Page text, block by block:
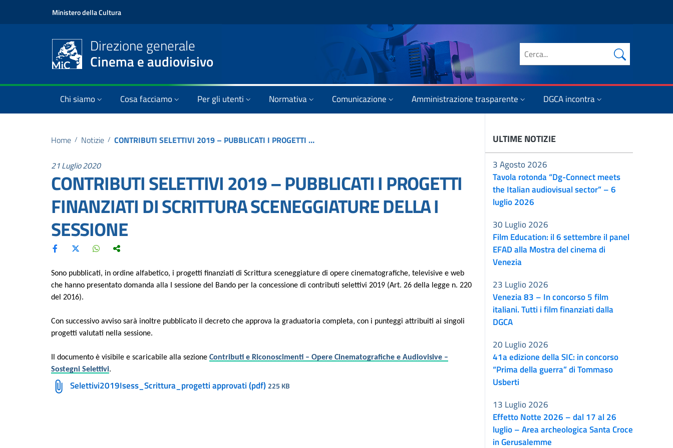
Ministero della Cultura
Direzione generale
Cinema e audiovisivo Cerca nel sito
Chi siamo Cosa facciamo Per gli utenti Normativa Comunicazione Amministrazione trasparente DGCA incontra
Home / Notizie / CONTRIBUTI SELETTIVI 2019 – PUBBLICATI I PROGETTI FINANZIATI DI SCRITTURA SCENEGGIATURE DELLA I SESSIONE
21 Luglio 2020
CONTRIBUTI SELETTIVI 2019 – PUBBLICATI I PROGETTI
FINANZIATI DI SCRITTURA SCENEGGIATURE DELLA I
SESSIONE
Sono pubblicati, in ordine alfabetico, i progetti finanziati di Scrittura sceneggiature di opere cinematografiche, televisive e web
che hanno presentato domanda alla I sessione del Bando per la concessione di contributi selettivi 2019 (Art. 26 della legge n. 220
del 2016).
Con successivo avviso sarà inoltre pubblicato il decreto che approva la graduatoria completa, con i punteggi attribuiti ai singoli
progetti valutati nella sessione.
Il documento è visibile e scaricabile alla sezione Contributi e Riconoscimenti – Opere Cinematografiche e Audiovisive –
Sostegni Selettivi.
Selettivi2019Isess_Scrittura_progetti approvati (pdf) 225 KB
ULTIME NOTIZIE
Tavola rotonda “Dg-Connect meets
the Italian audiovisual sector” – 6
luglio 2026
3 Agosto 2026
Film Education: il 6 settembre il panel
EFAD alla Mostra del cinema di
Venezia
30 Luglio 2026
Venezia 83 – In concorso 5 film
italiani. Tutti i film finanziati dalla
DGCA
23 Luglio 2026
41a edizione della SIC: in concorso
“Prima della guerra” di Tommaso
Usberti
20 Luglio 2026
Effetto Notte 2026 – dal 17 al 26
luglio – Area archeologica Santa Croce
in Gerusalemme
13 Luglio 2026